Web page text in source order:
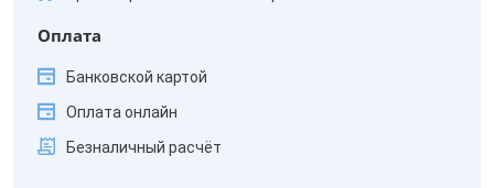
Оплата
Банковской картой
Оплата онлайн
Безналичный расчёт